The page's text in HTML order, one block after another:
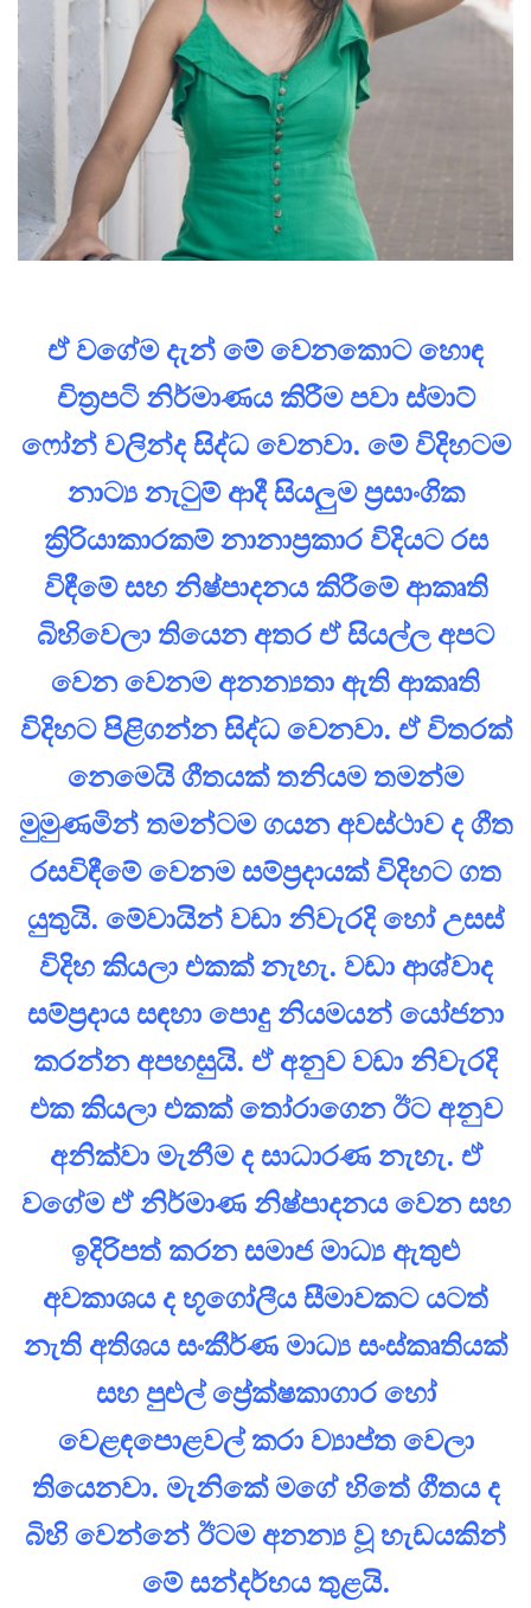
ඒ වගේම දැන් මේ වෙනකොට හොඳ
චිත්‍රපටි නිර්මාණය කිරීම පවා ස්මාට්
ෆෝන් වලින්ද සිද්ධ වෙනවා. මේ විදිහටම
නාට්‍ය නැටුම් ආදී සියලුම ප්‍රසාංගික
‍ක්‍රිරියාකාරකම් නානාප්‍රකාර විදියට රස
විඳීමේ සහ නිෂ්පාදනය කිරීමේ ආකෘති
බිහිවෙලා තියෙන අතර ඒ සියල්ල අපට
වෙන වෙනම අනන්‍යතා ඇති ආකෘති
විදිහට පිළිගන්න සිද්ධ වෙනවා. ඒ විතරක්
නෙමෙයි ගීතයක් තනියම තමන්ම
මුමුණමින් තමන්ටම ගයන අවස්ථාව ද ගීත
රසවිඳීමේ වෙනම සම්ප්‍රදායක් විදිහට ගත
යුතුයි. මේවායින් වඩා නිවැරදි හෝ උසස්
විදිහ කියලා එකක් නැහැ. වඩා ආශ්වාද
සම්ප්‍රදාය සඳහා පොදු නියමයන් යෝජනා
කරන්න අපහසුයි. ඒ අනුව වඩා නිවැරදි
එක කියලා එකක් තෝරාගෙන ඊට අනුව
අනික්වා මැනීම ද සාධාරණ නැහැ. ඒ
වගේම ඒ නිර්මාණ නිෂ්පාදනය වෙන සහ
ඉදිරිපත් කරන සමාජ මාධ්‍ය ඇතුළු
අවකාශය ද භූගෝලීය සීමාවකට යටත්
නැති අතිශය සංකීර්ණ මාධ්‍ය සංස්කෘතියක්
සහ පුළුල් ප්‍රේක්ෂකාගාර හෝ
වෙළඳපොළවල් කරා ව්‍යාප්ත වෙලා
තියෙනවා. මැනිකේ මගේ හිතේ ගීතය ද
බිහි වෙන්නේ ඊටම අනන්‍ය වූ හැඩයකින්
මේ සන්දර්භය තුළයි.